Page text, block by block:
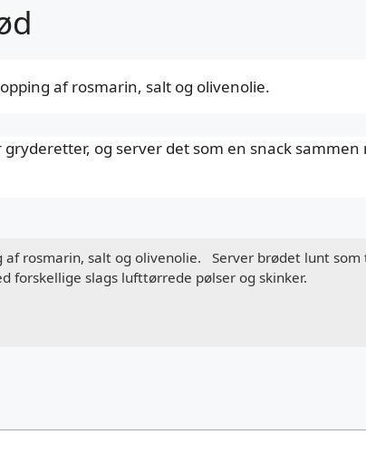
rosmarin, salt og olivenolie. Server brødet lunt
forskellige slags lufttørrede pølser og skinker.
af rosmarin, salt og olivenolie.
og server det som en snack